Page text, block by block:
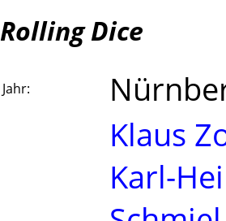
Rolling Dice
Jahr:
Klaus
Karl-